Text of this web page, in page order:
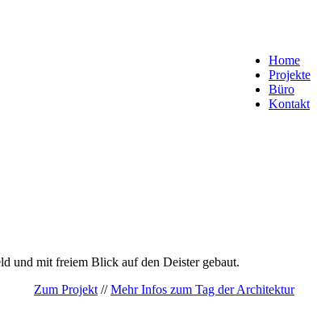
Home
Projekte
Büro
Kontakt
und mit freiem Blick auf den Deister gebaut.
Zum Projekt //Mehr Infos zum Tag der Architektur